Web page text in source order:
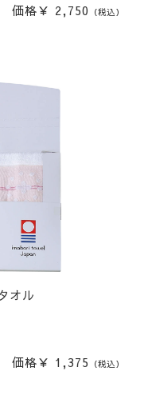
価格￥ 2,750 （税込）
オル
価格￥ 1,375 （税込）